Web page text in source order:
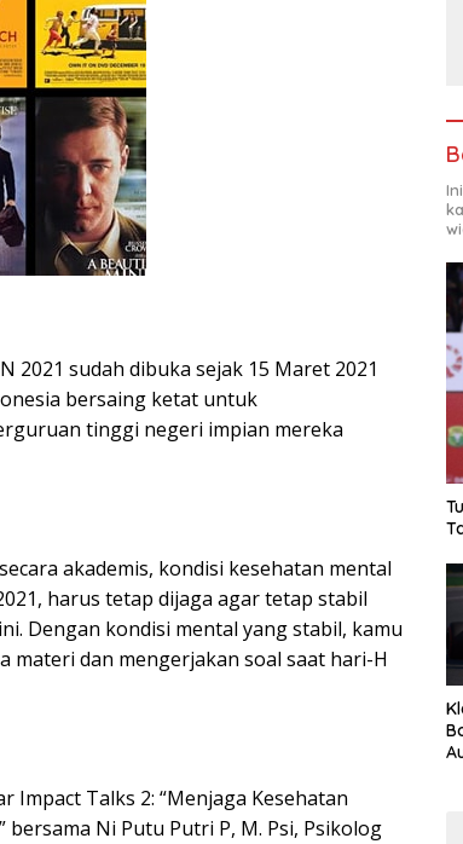
2021 sudah dibuka sejak 15 Maret 2021
bersaing ketat untuk
tinggi negeri impian mereka
akademis, kondisi kesehatan mental
harus tetap dijaga agar tetap stabil
Dengan kondisi mental yang stabil, kamu
materi dan mengerjakan soal saat hari-H
Impact Talks 2: “Menjaga Kesehatan
bersama Ni Putu Putri P, M. Psi, Psikolog